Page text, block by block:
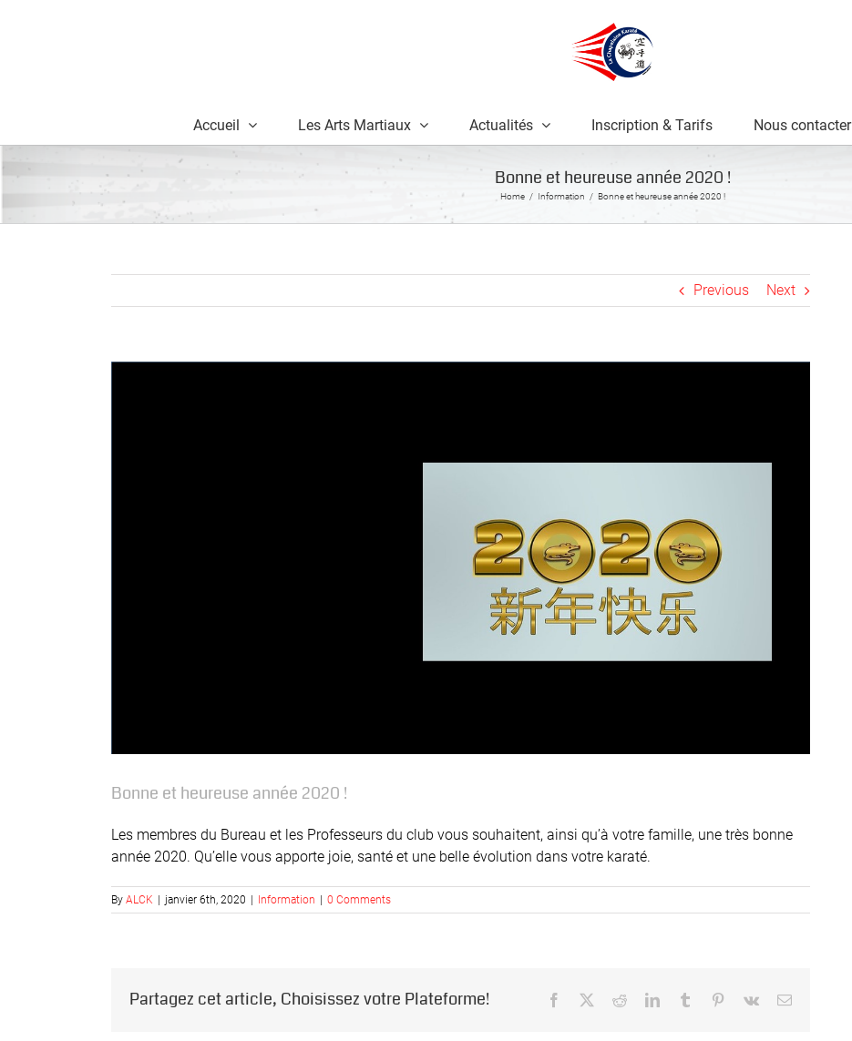
Accueil Les Arts Martiaux Actualités Inscription & Tarifs Nous contacter
Bonne et heureuse année 2020 !
Home Information Bonne et heureuse année 2020 !
Previous Next
Bonne et heureuse année 2020 !
Les membres du Bureau et les Professeurs du club vous souhaitent, ainsi qu’à votre famille, une très bonne
année 2020. Qu’elle vous apporte joie, santé et une belle évolution dans votre karaté.
By ALCK | janvier 6th, 2020 | Information | 0 Comments
Partagez cet article, Choisissez votre Plateforme! Facebook RedditLinkedInTumblr Pinterest
Vk Email